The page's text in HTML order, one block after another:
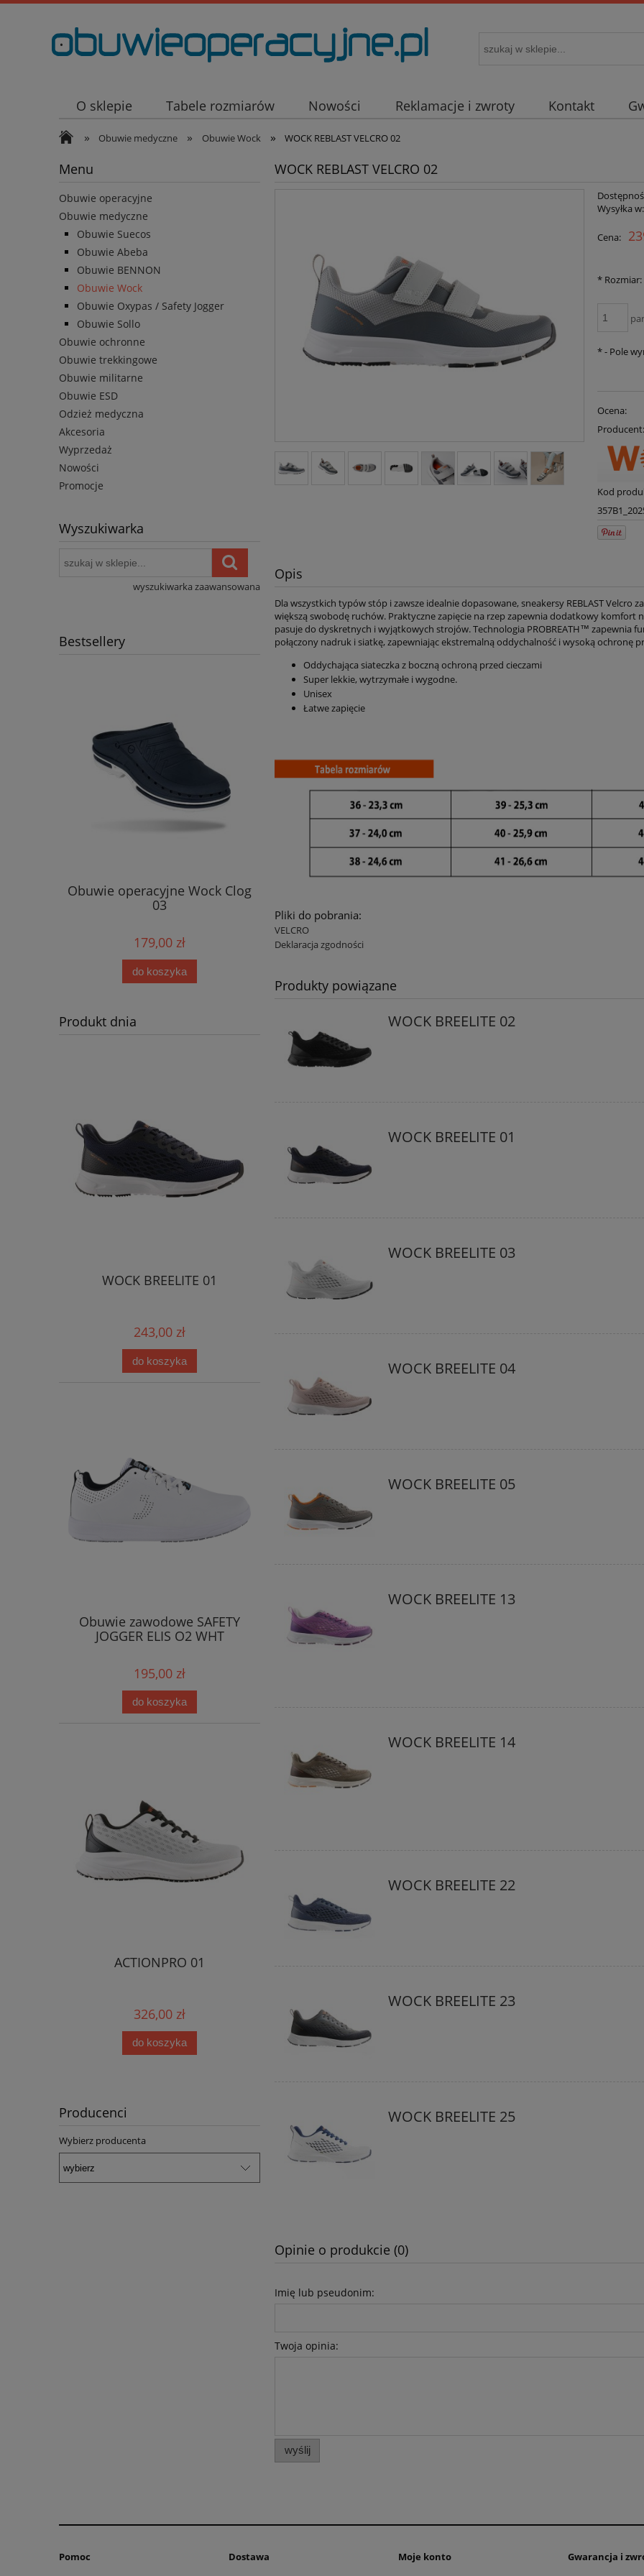
.
O sklepie Tabele rozmiarów Nowości Reklamacje i zwroty Kontakt
» Obuwie medyczne » Obuwie Wock » WOCK REBLAST VELCRO 02
Menu
Obuwie operacyjne
Obuwie medyczne
Obuwie Suecos
Obuwie Abeba
Obuwie BENNON
Obuwie Wock
Obuwie Oxypas / Safety Jogger
Obuwie Sollo
Obuwie ochronne
Obuwie trekkingowe
Obuwie militarne
Obuwie ESD
Odzież medyczna
Akcesoria
Wyprzedaż
Nowości
Promocje
Wyszukiwarka
wyszukiwarka zaawansowana
Bestsellery
Obuwie operacyjne Wock Clog
03
179,00 zł
do koszyka
179,00 zł
Produkt dnia
WOCK BREELITE 01
243,00 zł
do koszyka
Obuwie zawodowe SAFETY
JOGGER ELIS O2 WHT
195,00 zł
do koszyka
ACTIONPRO 01
326,00 zł
do koszyka
Producenci
Wybierz producenta
WOCK REBLAST VELCRO 02
Wysyłka w:
Cena:
* Rozmiar:
par
*- Pole
Ocena:
Producent:
Kod
Opis
Dla wszystkich typów stóp i zawsze idealnie dopasowane, sneakersy REBLAST Velcro
większą swobodę ruchów. Praktyczne zapięcie na rzep zapewnia dodatkowy
pasuje do dyskretnych i wyjątkowych strojów. Technologia PROBREATH™ zapewnia
połączony nadruk i siatkę, zapewniając ekstremalną oddychalność i wysoką ochronę
Oddychająca siateczka z boczną ochroną przed cieczami
Super lekkie, wytrzymałe i wygodne.
Unisex
Łatwe zapięcie
Pliki do pobrania:
VELCRO
Deklaracja zgodności
Produkty powiązane
WOCK BREELITE 02
WOCK BREELITE 01
WOCK BREELITE 03
WOCK BREELITE 04
WOCK BREELITE 05
WOCK BREELITE 13
WOCK BREELITE 14
WOCK BREELITE 22
WOCK BREELITE 23
WOCK BREELITE 25
Opinie o produkcie (0)
Imię lub pseudonim:
Twoja opinia:
wyślij
Pomoc Dostawa Moje konto Gwarancja i